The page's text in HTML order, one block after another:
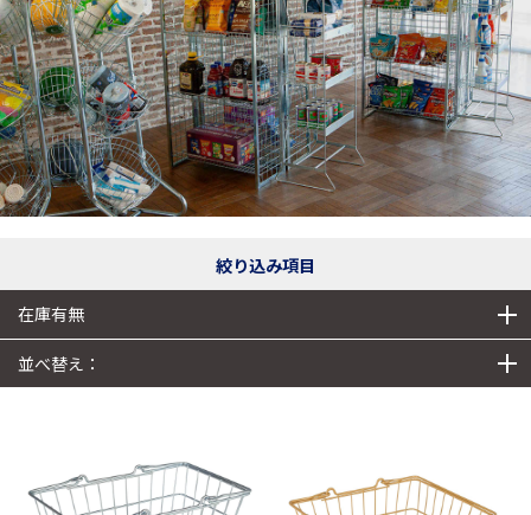
絞り込み項目
在庫有無
並べ替え：